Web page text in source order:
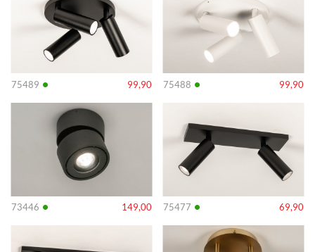
75489 • 99,90 75488 • 99,90
73446 • 149,00
Info
75477 • 69,90
Info Info